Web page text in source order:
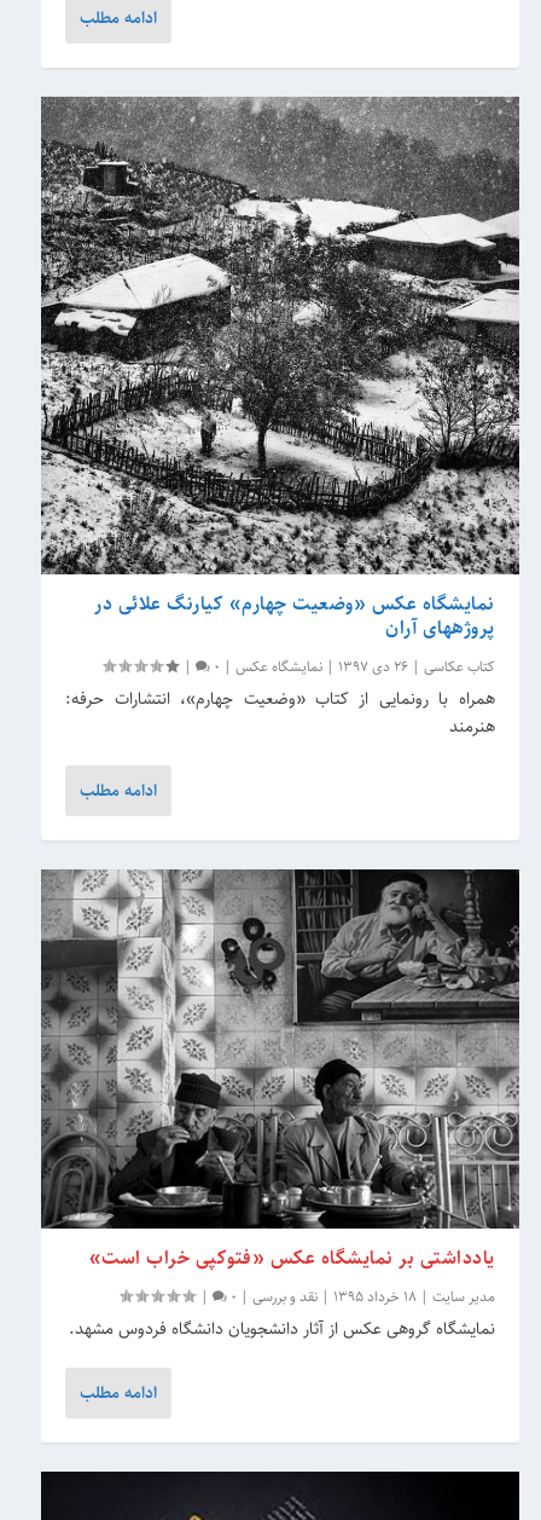
ادامه مطلب
نمایشگاه عکس «وضعیت چهارم» کیارنگ علائی در
پروژه‎های آران
کتاب عکاسی |26 دی 1397 |نمایشگاه عکس |
0
|
همراه با رونمایی از کتاب «وضعیت چهارم»، انتشارات حرفه:
هنرمند
ادامه مطلب
یادداشتی بر نمایشگاه عکس «فتوکپی خراب است»
مدیر سایت |18 خرداد 1395 |نقد و بررسی |
0
|
نمایشگاه گروهی عکس از آثار دانشجویان دانشگاه فردوس مشهد.
ادامه مطلب